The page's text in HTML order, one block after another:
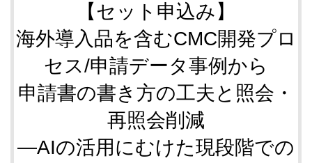
【セット申込み】
海外導入品を含むCMC開発プロ
セス/申請データ事例から
申請書の書き方の工夫と照会・
再照会削減
―AIの活用にむけた現段階での